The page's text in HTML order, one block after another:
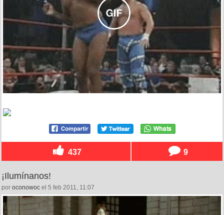
437 9
¡Ilumínanos!
por oconowoc el 5 feb 2011, 11:07